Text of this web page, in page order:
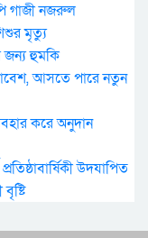
গাজী নজরুল
মৃত্যু
জন্য হুমকি
আসতে পারে নতুন
করে অনুদান
উদযাপিত